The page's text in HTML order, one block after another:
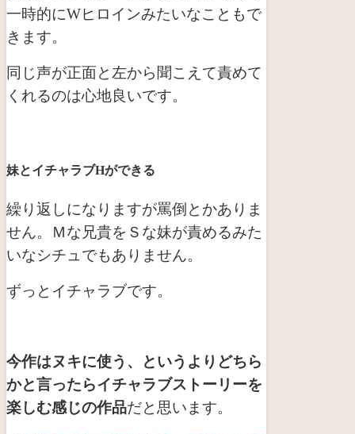
一時的にWヒロインみたいなこともで
きます。
同じ声が正面と左から聞こえて責めて
くれるのは心地良いです。
妹とイチャラブHができる
繰り返しになりますが罵倒とかありま
せん。Ｍな兄貴をＳな妹が責めるみた
いなシチュでもありません。
ずっとイチャラブです。
今作はヌキに使う、というよりどちら
かと言ったらイチャラブストーリーを
楽しむ感じの作品だと思います。